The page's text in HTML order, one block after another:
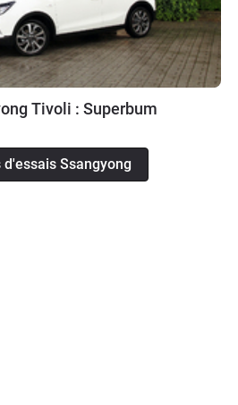
Tivoli : Superbum
d'essais Ssangyong